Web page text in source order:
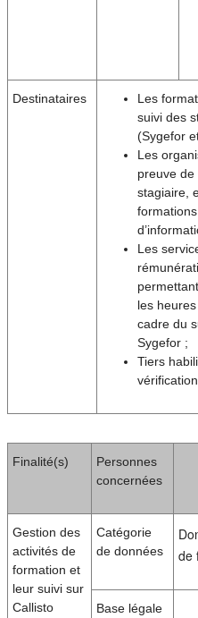
Destinataires
Les
suivi des
(Sygefor
Les
preuve de
stagiaire,
Les
les
cadre du
Sygefor ;
Tiers
Finalité(s)
Personnes
concernées
Gestion des
activités de
formation et
leur suivi sur
Callisto
Catégorie
de données
de
Base légale